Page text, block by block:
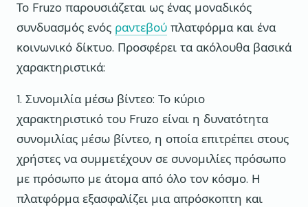
Το Fruzo παρουσιάζεται ως ένας μοναδικός
συνδυασμός ενός ραντεβού πλατφόρμα και ένα
κοινωνικό δίκτυο. Προσφέρει τα ακόλουθα βασικά
χαρακτηριστικά:
1. Συνομιλία μέσω βίντεο: Το κύριο
χαρακτηριστικό του Fruzo είναι η δυνατότητα
συνομιλίας μέσω βίντεο, η οποία επιτρέπει στους
χρήστες να συμμετέχουν σε συνομιλίες πρόσωπο
με πρόσωπο με άτομα από όλο τον κόσμο. Η
πλατφόρμα εξασφαλίζει μια απρόσκοπτη και